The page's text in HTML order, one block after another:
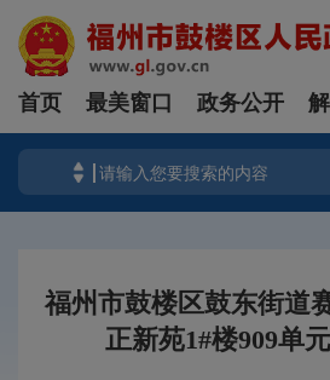
首页 最美窗口 政务公开
福州市鼓楼区鼓东街道
正新苑1#楼909单